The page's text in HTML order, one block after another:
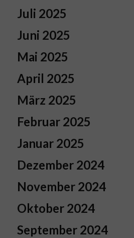
Juli 2025
Juni 2025
Mai 2025
April 2025
März 2025
Februar 2025
Januar 2025
Dezember 2024
November 2024
Oktober 2024
September 2024